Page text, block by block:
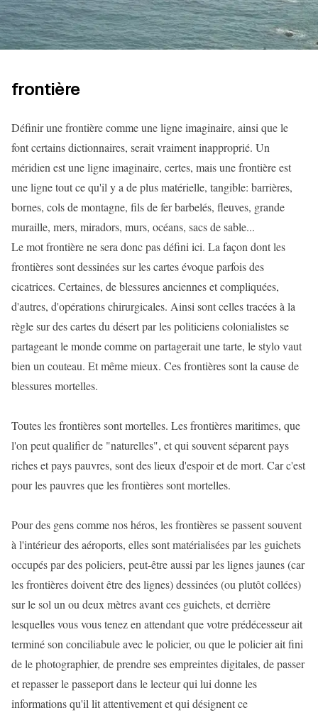
frontière
Définir une frontière comme une ligne imaginaire, ainsi que le
font certains dictionnaires, serait vraiment inapproprié. Un
méridien est une ligne imaginaire, certes, mais une frontière est
une ligne tout ce qu'il y a de plus matérielle, tangible: barrières,
bornes, cols de montagne, fils de fer barbelés, fleuves, grande
muraille, mers, miradors, murs, océans, sacs de sable...
Le mot frontière ne sera donc pas défini ici. La façon dont les
frontières sont dessinées sur les cartes évoque parfois des
cicatrices. Certaines, de blessures anciennes et compliquées,
d'autres, d'opérations chirurgicales. Ainsi sont celles tracées à la
règle sur des cartes du désert par les politiciens colonialistes se
partageant le monde comme on partagerait une tarte, le stylo vaut
bien un couteau. Et même mieux. Ces frontières sont la cause de
blessures mortelles.
Toutes les frontières sont mortelles. Les frontières maritimes, que
l'on peut qualifier de "naturelles", et qui souvent séparent pays
riches et pays pauvres, sont des lieux d'espoir et de mort. Car c'est
pour les pauvres que les frontières sont mortelles.
Pour des gens comme nos héros, les frontières se passent souvent
à l'intérieur des aéroports, elles sont matérialisées par les guichets
occupés par des policiers, peut-être aussi par les lignes jaunes (car
les frontières doivent être des lignes) dessinées (ou plutôt collées)
sur le sol un ou deux mètres avant ces guichets, et derrière
lesquelles vous vous tenez en attendant que votre prédécesseur ait
terminé son conciliabule avec le policier, ou que le policier ait fini
de le photographier, de prendre ses empreintes digitales, de passer
et repasser le passeport dans le lecteur qui lui donne les
informations qu'il lit attentivement et qui désignent ce